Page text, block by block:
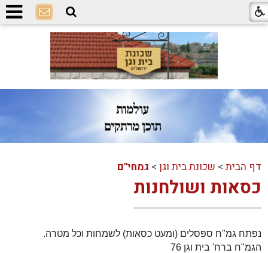
דף הבית > שכונת בית וגן >גמחי"ם
כסאות ושולחנות
נפתח גמ"ח ספסלים (ומעט כסאות) לשמחות וכל מטרה.
הגמ"ח ברח' בית וגן 76